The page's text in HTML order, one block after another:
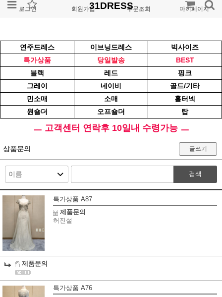
로그인 회원가입 주문조회 마이페이지
31DRESS
연주드레스 이브닝드레스
빅사이즈
특가상품
당일발송
BEST
블랙
레드
핑크
그레이
네이비
골드/기타
민소매
소매
홀터넥
원숄더
오프숄더 탑
ㅡ 고객센터 연락후 10일내 수령가능 ㅡ
상품문의 글쓰기
검색
특가상품 A87
제품문의
허진설
제품문의
특가상품 A76